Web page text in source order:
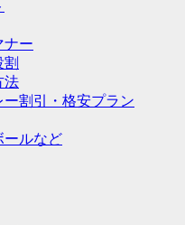
ナー
法
割引・格安プラン
ールなど